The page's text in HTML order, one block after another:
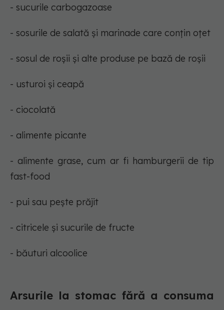
- sucurile carbogazoase
- sosurile de salată și marinade care conțin oțet
- sosul de roșii și alte produse pe bază de roșii
- usturoi și ceapă
- ciocolată
- alimente picante
- alimente grase, cum ar fi hamburgerii de tip
fast-food
- pui sau pește prăjit
- citricele și sucurile de fructe
- băuturi alcoolice
Arsurile la stomac fără a consuma